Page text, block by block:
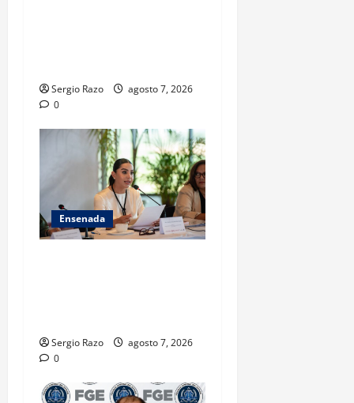
Sergio Razo
agosto 7, 2026
0
Ensenada
Sergio Razo
agosto 7, 2026
0